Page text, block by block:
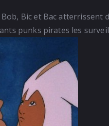
Bob, Bic et Bac
punks pirates les